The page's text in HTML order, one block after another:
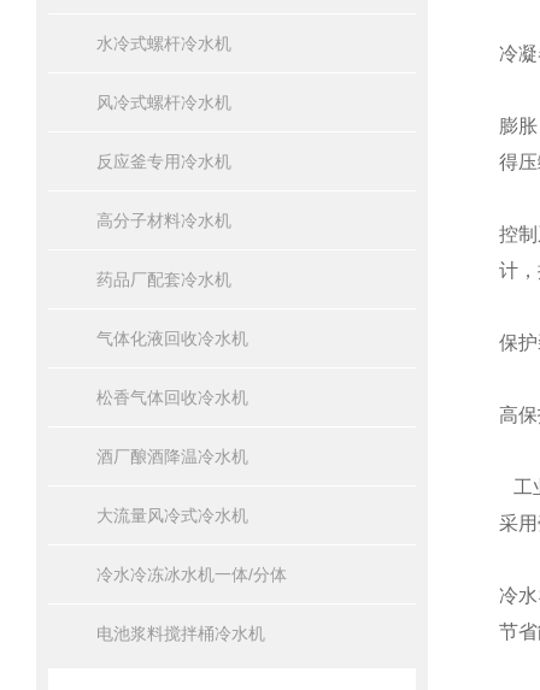
水冷式螺杆冷水机
风冷式螺杆冷水机
反应釜专用冷水机
高分子材料冷水机
药品厂配套冷水机
气体化液回收冷水机
松香气体回收冷水机
酒厂酿酒降温冷水机
大流量风冷式冷水机
冷水冷冻冰水机一体/分体
电池浆料搅拌桶冷水机
冷
膨
得
控
计
保
高
工
采
冷
节